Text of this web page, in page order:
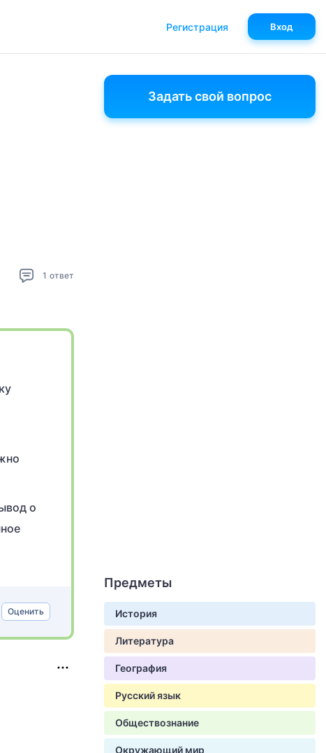
1 ответ
о
Оценить
Задать свой вопрос
Предметы
История
Литература
География
Русский язык
Обществознание
Окружающий мир
Регистрация Вход